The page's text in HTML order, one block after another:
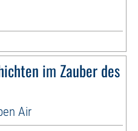
im Zauber des
Air